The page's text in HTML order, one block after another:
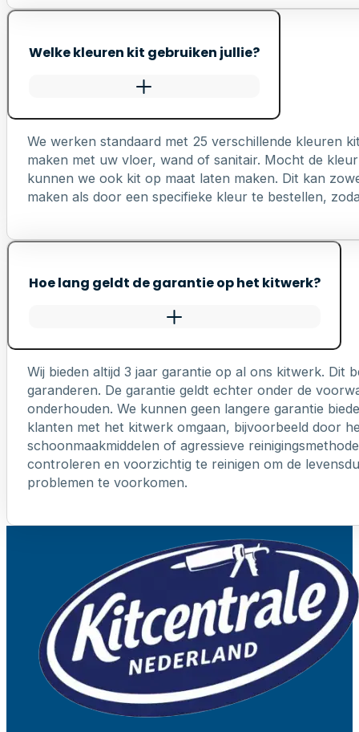
Welke kleuren kit gebruiken jullie?
We werken standaard met 25 verschillende kleuren
maken met uw vloer, wand of sanitair. Mocht de
kunnen we ook kit op maat laten maken. Dit kan
maken als door een specifieke kleur te bestellen,
Hoe lang geldt de garantie op het kitwerk?
Wij bieden altijd 3 jaar garantie op al ons kitwerk. Dit
garanderen. De garantie geldt echter onder de
onderhouden. We kunnen geen langere garantie
klanten met het kitwerk omgaan, bijvoorbeeld door
schoonmaakmiddelen of agressieve
controleren en voorzichtig te reinigen om de
problemen te voorkomen.